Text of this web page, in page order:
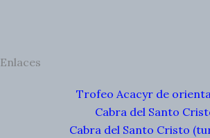
Enlaces
Trofeo Acacyr de
Cabra del Santo
Cabra del Santo Cristo